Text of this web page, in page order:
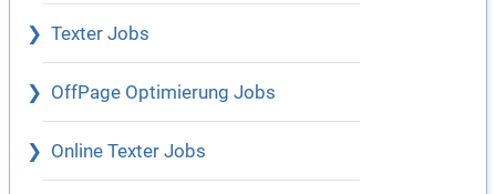
Texter Jobs
OffPage Optimierung Jobs
Online Texter Jobs